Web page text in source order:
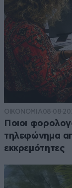
ΟΙΚΟΝΟΜΙΑ
Ποιοι
τηλεφώνημα
εκκρεμότητες